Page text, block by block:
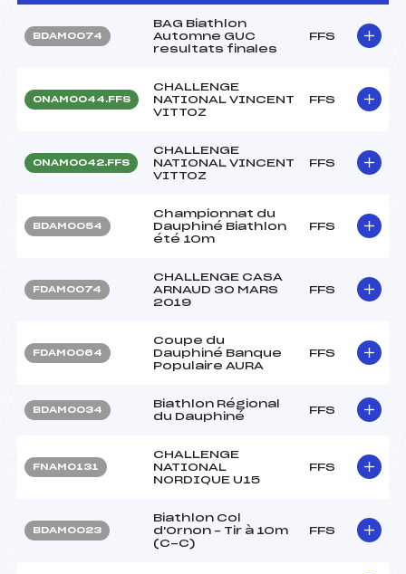
BDAM0074
BAG Biathlon
Automne GUC
resultats finales
FFS
ONAM0044.FFS
CHALLENGE
NATIONAL VINCENT
VITTOZ
FFS
ONAM0042.FFS
CHALLENGE
NATIONAL VINCENT
VITTOZ
FFS
BDAM0054
Championnat du
Dauphiné Biathlon
été 10m
FFS
FDAM0074
CHALLENGE CASA
ARNAUD 30 MARS
2019
FFS
FDAM0064
Coupe du
Dauphiné Banque
Populaire AURA
FFS
BDAM0034
Biathlon Régional
du Dauphiné
FFS
FNAM0131
CHALLENGE
NATIONAL
NORDIQUE U15
FFS
BDAM0023
Biathlon Col
d'Ornon – Tir à 10m
(C-C)
FFS